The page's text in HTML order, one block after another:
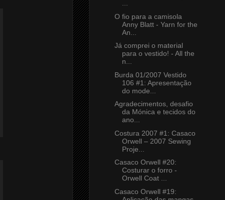
O fio para a camisola
Anny Blatt - Yarn for the
An...
Já comprei o material
para o vestido! - All the
n...
Burda 01/2007 Vestido
106 #1: Apresentação
do mode...
Agradecimentos, desafio
da Mónica e tecidos do
ano...
Costura 2007 #1: Casaco
Orwell – 2007 Sewing
Proje...
Casaco Orwell #20:
Costurar o forro -
Orwell Coat ...
Casaco Orwell #19: